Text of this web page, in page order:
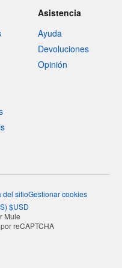
Asistencia
Ayuda
Devoluciones
Opinión
del sitioGestionar cookies
) $USD
Mule
reCAPTCHA